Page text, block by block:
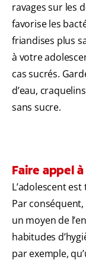
ravages sur les
favorise les
friandises plus
à votre
cas sucrés.
d’eau,
sans sucre.
Faire appel
L’adolescent
Par
un moyen de
habitudes
par exemple,